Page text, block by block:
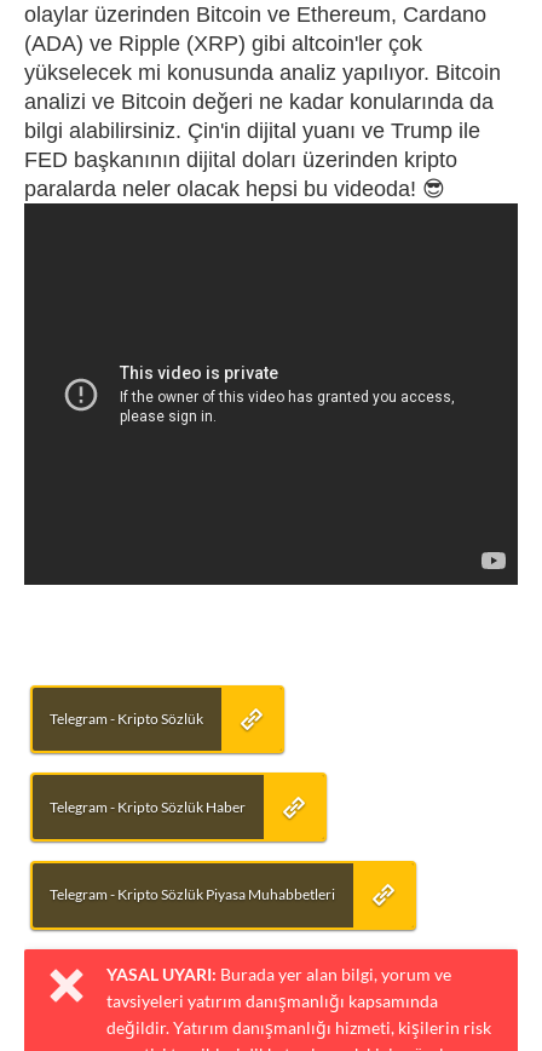
olaylar üzerinden Bitcoin ve Ethereum, Cardano
(ADA) ve Ripple (XRP) gibi altcoin'ler çok
yükselecek mi konusunda analiz yapılıyor. Bitcoin
analizi ve Bitcoin değeri ne kadar konularında da
bilgi alabilirsiniz. Çin'in dijital yuanı ve Trump ile
FED başkanının dijital doları üzerinden kripto
paralarda neler olacak hepsi bu videoda! 😎
Telegram - Kripto Sözlük
Telegram - Kripto Sözlük Haber
Telegram - Kripto Sözlük Piyasa Muhabbetleri
YASAL UYARI: Burada yer alan bilgi, yorum ve
tavsiyeleri yatırım danışmanlığı kapsamında
değildir. Yatırım danışmanlığı hizmeti, kişilerin risk